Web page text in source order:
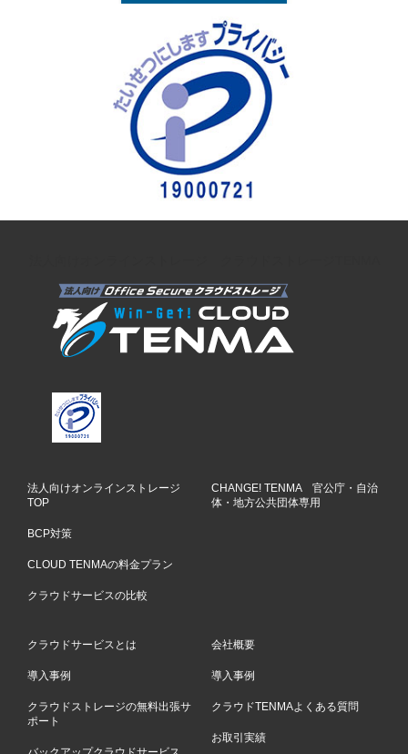
法人向けオンラインストレージ
TOP
BCP対策
CLOUD TENMAの料金プラン
クラウドサービスの比較
CHANGE! TENMA 官公庁・自治
体・地方公共団体専用
クラウドサービスとは
導入事例
クラウドストレージの無料出張サ
ポート
会社概要
導入事例
クラウドTENMAよくある質問
お取引実績